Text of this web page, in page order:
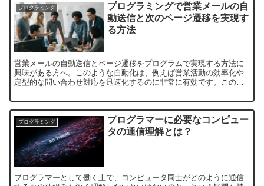
プログラミング
プログラミングで営業メールの自
動送信と次のページ遷移を実現す
る方法
営業メールの自動送信とページ遷移をプログラムで実現する方法に
興味がある方へ。このような自動化は、例えば営業活動の効率化や
定型的な問い合わせ対応を迅速化するのに非常に有効です。この記
し...
プログラミング
プログラマーに必要なコンピュー
タの通信理解とは？
プログラマーとして働く上で、コンピュータ同士がどのように通信